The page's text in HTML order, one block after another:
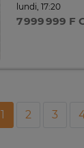
lundi, 17:20
7 999 999 F
1 2 3